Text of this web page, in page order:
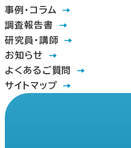
事例・コラム
調査報告書
研究員・講師
お知らせ
よくあるご質問
サイトマップ